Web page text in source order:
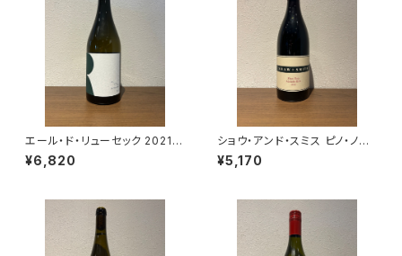
エール・ド・リューセック 2021
シャトー・リューセック 白ワイン
ボルドー 750ml
¥6,820
ショウ・アンド・スミス ピノ・ノワ
ール 2022 赤ワイン オーストラ
リア アデレード・ヒルズ 750ml
¥5,170